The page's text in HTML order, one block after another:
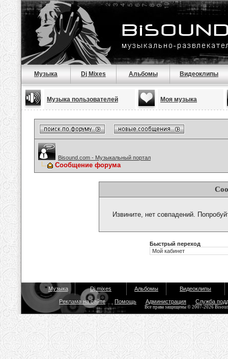
Музыка Dj Mixes Альбомы Видеоклипы
Музыка пользователей Моя музыка
Bisound.com - Музыкальный портал
Сообщение форума
Извините, нет совпадений.
Быстрый переход
Музыка Dj mixes Альбомы Видеоклипы
Реклама на сайте Помощь Администрация Служба
Все права защищены © 2007-2026